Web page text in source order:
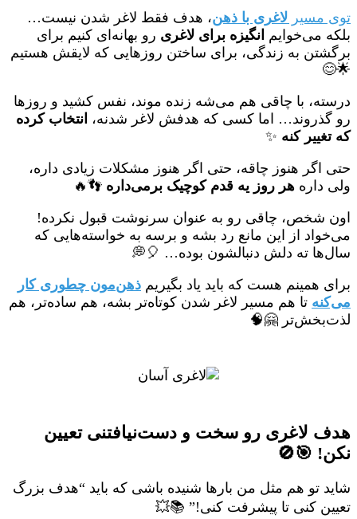
توی مسیر لاغری با ذهن، هدف فقط لاغر شدن نیست…
بلکه می‌خوایم انگیزه برای لاغری رو بهانه‌ای کنیم برای
برگشتن به زندگی، برای ساختن روزهایی که لایقش هستیم
🌟😊
درسته، با چاقی هم می‌شه زنده موند، نفس کشید و روزها
رو گذروند… اما کسی که هدفش لاغر شدنه، انتخاب کرده
که تغییر کنه ✨
حتی اگر هنوز چاقه، حتی اگر هنوز مشکلات زیادی داره،
ولی داره هر روز یه قدم کوچیک برمی‌داره 👣🔥
اون شخص، چاقی رو به عنوان سرنوشت قبول نکرده!
می‌خواد از این مانع رد بشه و برسه به خواسته‌هایی که
سال‌ها ته دلش دنبالشون بوده… 🎈💭
برای همینم هست که باید یاد بگیریم ذهن‌مون چطوری کار
می‌کنه تا هم مسیر لاغر شدن کوتاه‌تر بشه، هم ساده‌تر، هم
لذت‌بخش‌تر 🤗🧠
هدف لاغری رو سخت و دست‌نیافتنی تعیین
نکن! 🎯🚫
شاید تو هم مثل من بارها شنیده باشی که باید “هدف بزرگ
تعیین کنی تا پیشرفت کنی!” 📚💥